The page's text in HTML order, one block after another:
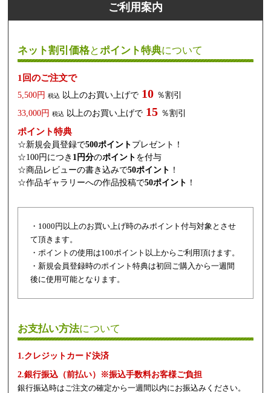
ご利用案内
ネット割引価格とポイント特典について
1回のご注文で
5,500円 税込 以上のお買い上げで 10 ％割引
33,000円 税込 以上のお買い上げで 15 ％割引
ポイント特典
☆新規会員登録で500ポイント プレゼント！
☆100円につき 1円分のポイント を付与
☆商品レビューの書き込みで50ポイント ！
☆作品ギャラリーへの作品投稿で50ポイント ！
・1000円以上のお買い上げ時のみポイント付与対象とさせ
て頂きます。
・ポイントの使用は100ポイント以上からご利用頂けます。
・新規会員登録時のポイント特典は初回ご購入から一週間
後に使用可能となります。
お支払い方法について
1.クレジットカード決済
2.銀行振込（前払い）※振込手数料お客様ご負担
銀行振込時はご注文の確定から一週間以内にお振込みください。